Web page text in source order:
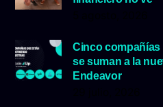
Cinco
se suman a la
Endeavor